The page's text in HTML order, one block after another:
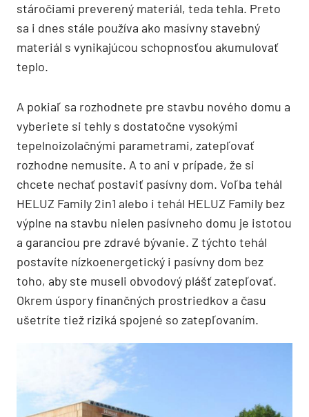
stáročiami preverený materiál, teda tehla. Preto
sa i dnes stále používa ako masívny stavebný
materiál s vynikajúcou schopnosťou akumulovať
teplo.
A pokiaľ sa rozhodnete pre stavbu nového domu a
vyberiete si tehly s dostatočne vysokými
tepelnoizolačnými parametrami, zatepľovať
rozhodne nemusíte. A to ani v prípade, že si
chcete nechať postaviť pasívny dom. Voľba tehál
HELUZ Family 2in1 alebo i tehál HELUZ Family bez
výplne na stavbu nielen pasívneho domu je istotou
a garanciou pre zdravé bývanie. Z týchto tehál
postavíte nízkoenergetický i pasívny dom bez
toho, aby ste museli obvodový plášť zatepľovať.
Okrem úspory finančných prostriedkov a času
ušetríte tiež riziká spojené so zatepľovaním.